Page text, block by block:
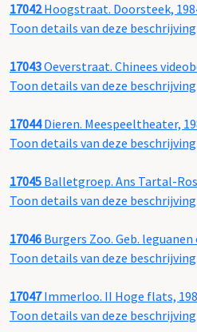
17042Hoogstraat. Doorsteek,
Toon details van deze beschrijving
17043Oeverstraat. Chinees
Toon details van deze beschrijving
17044Dieren. Meespeeltheater,
Toon details van deze beschrijving
17045 Balletgroep. Ans Tartal-
Toon details van deze beschrijving
17046 Burgers Zoo. Geb.
Toon details van deze beschrijving
17047Immerloo. II Hoge flats,
Toon details van deze beschrijving